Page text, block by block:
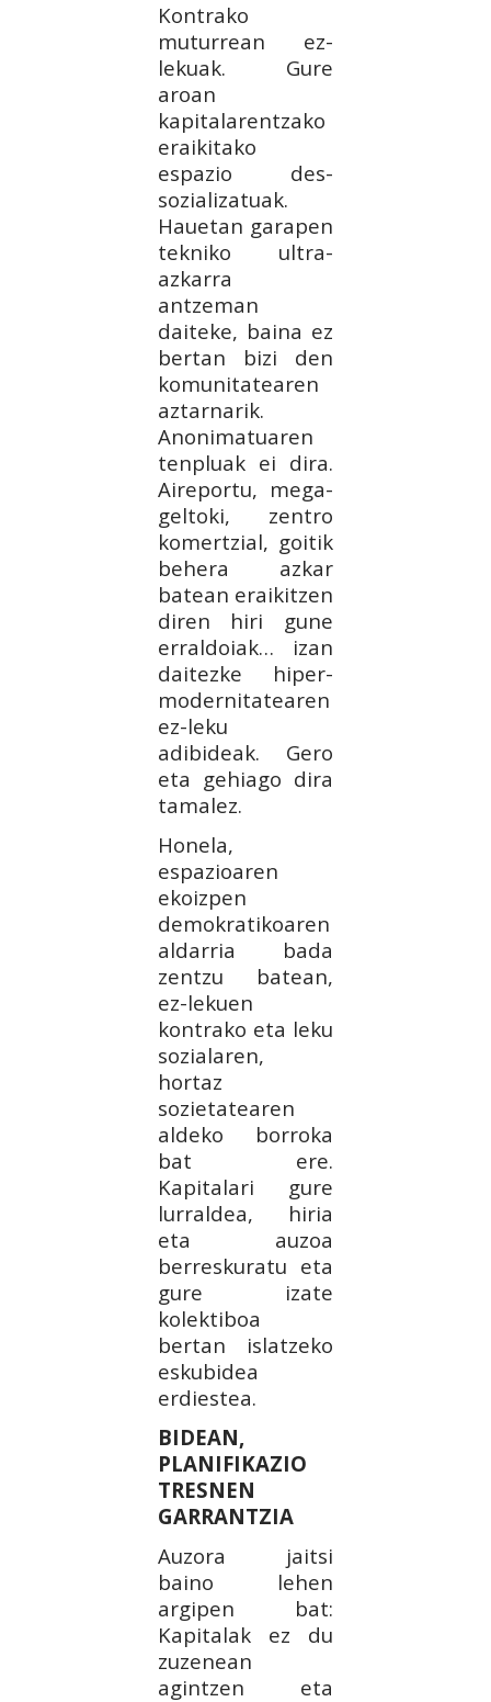
Kontrako
muturrean ez-
lekuak. Gure
aroan
kapitalarentzako
eraikitako
espazio des-
sozializatuak.
Hauetan garapen
tekniko ultra-
azkarra
antzeman
daiteke, baina ez
bertan bizi den
komunitatearen
aztarnarik.
Anonimatuaren
tenpluak ei dira.
Aireportu, mega-
geltoki, zentro
komertzial, goitik
behera azkar
batean eraikitzen
diren hiri gune
erraldoiak… izan
daitezke hiper-
modernitatearen
ez-leku
adibideak. Gero
eta gehiago dira
tamalez.
Honela,
espazioaren
ekoizpen
demokratikoaren
aldarria bada
zentzu batean,
ez-lekuen
kontrako eta leku
sozialaren,
hortaz
sozietatearen
aldeko borroka
bat ere.
Kapitalari gure
lurraldea, hiria
eta auzoa
berreskuratu eta
gure izate
kolektiboa
bertan islatzeko
eskubidea
erdiestea.
BIDEAN,
PLANIFIKAZIO
TRESNEN
GARRANTZIA
Auzora jaitsi
baino lehen
argipen bat:
Kapitalak ez du
zuzenean
agintzen eta